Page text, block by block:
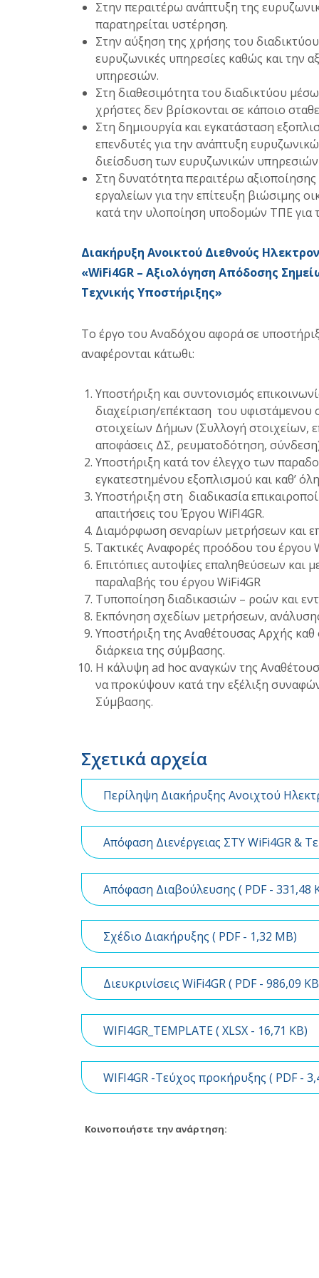
Στην περαιτέρω ανάπτυξη της
παρατηρείται υστέρηση.
Στην αύξηση της χρήσης του
ευρυζωνικές υπηρεσίες καθώς και την
υπηρεσιών.
Στη διαθεσιμότητα του διαδικτύου
χρήστες δεν βρίσκονται σε κάποιο
Στη δημιουργία και εγκατάσταση
επενδυτές για την ανάπτυξη
διείσδυση των ευρυζωνικών
Στη δυνατότητα περαιτέρω
εργαλείων για την επίτευξη βιώσιμης
κατά την υλοποίηση υποδομών ΤΠΕ για
Διακήρυξη Ανοικτού Διεθνούς
«WiFi4GR – Αξιολόγηση Απόδοσης
Τεχνικής Υποστήριξης»
Το έργο του Αναδόχου αφορά σε
αναφέρονται κάτωθι:
Υποστήριξη και συντονισμός
διαχείριση/επέκταση του
στοιχείων Δήμων (Συλλογή στοιχείων,
αποφάσεις ΔΣ, ρευματοδότηση,
Υποστήριξη κατά τον έλεγχο των
εγκατεστημένου εξοπλισμού και καθ’
Υποστήριξη στη διαδικασία
απαιτήσεις του Έργου WiFI4GR.
Διαμόρφωση σεναρίων μετρήσεων και
Τακτικές Αναφορές προόδου του έργου
Επιτόπιες αυτοψίες επαληθεύσεων και
παραλαβής του έργου WiFi4GR
Τυποποίηση διαδικασιών – ροών και
Εκπόνηση σχεδίων μετρήσεων,
Υποστήριξη της Αναθέτουσας Αρχής
διάρκεια της σύμβασης.
Η κάλυψη ad hoc αναγκών της
να προκύψουν κατά την εξέλιξη
Σύμβασης.
Σχετικά αρχεία
Περίληψη Διακήρυξης Ανοιχτού
Απόφαση Διενέργειας ΣΤΥ WiFi4GR &
Απόφαση Διαβούλευσης ( PDF- 331,48
Σχέδιο Διακήρυξης ( PDF- 1,32 MB)
Διευκρινίσεις WiFi4GR ( PDF- 986,09
WIFI4GR_TEMPLATE ( XLSX - 16,71 KB)
WIFI4GR -Τεύχος προκήρυξης ( PDF-
Κοινοποιήστε την ανάρτηση: